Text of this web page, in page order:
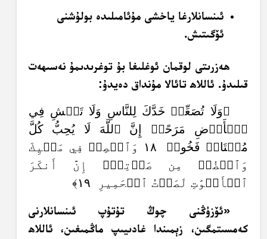
ئىنسانلارغا ياخشى مۇئامىلىدە بولۇشنى
ئۆگىتىش.
ھەزرىتى لوقمان ئوغلىغا بۇ توغرىدىمۇ نەسىھەت
قىلىدۇ. ئاللاھ تائالا مۇنداق دەيدۇ:
﴿وَلَا تُصَعِّرۡ خَدَّكَ لِلنَّاسِ وَلَا تَمۡشِ فِي
ٱلۡأَرۡضِ مَرَحًاۖ إِنَّ ٱللَّهَ لَا يُحِبُّ كُلَّ
مُخۡتَالٖ فَخُورٖ ١٨ وَٱقۡصِدۡ فِي مَشۡيِكَ
وَٱغۡضُضۡ مِن صَوۡتِكَۚ إِنَّ أَنكَرَ
ٱلۡأَصۡوَٰتِ لَصَوۡتُ ٱلۡحَمِيرِ ١٩﴾
«ئۆزۈڭنى چوڭ تۇتۇپ ئىنسانلارنى
كەمسىتمگىن، زېمىندا غادىيىپ ماڭمىغىن، ئاللاھ